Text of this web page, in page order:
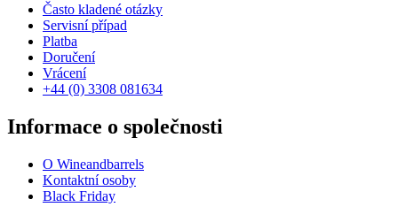
Často kladené otázky
Servisní případ
Platba
Doručení
Vrácení
+44 (0) 3308 081634
Informace o společnosti
O Wineandbarrels
Kontaktní osoby
Black Friday